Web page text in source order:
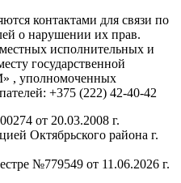
контактами для связи по
о нарушении их прав.
исполнительных и
государственной
, уполномоченных
+375 (222) 42-40-42
от 20.03.2008 г.
Октябрьского района г.
№779549 от 11.06.2026 г.